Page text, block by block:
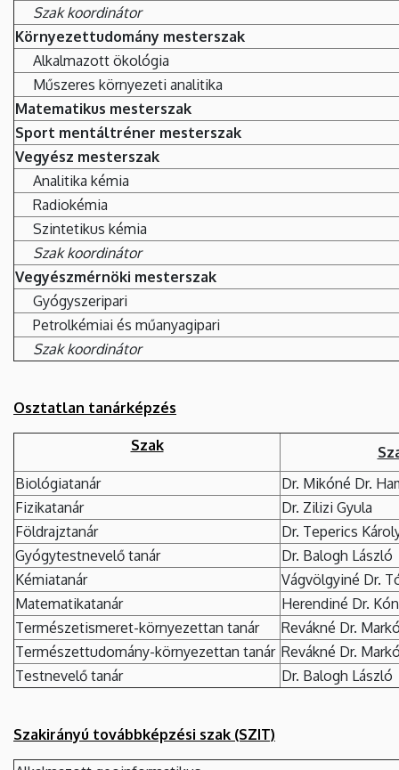
Szak koordinátor
Környezettudomány mesterszak
Alkalmazott ökológia
Műszeres környezeti analitika
Matematikus mesterszak
Sport mentáltréner mesterszak
Vegyész mesterszak
Analitika kémia
Radiokémia
Szintetikus kémia
Szak koordinátor
Vegyészmérnöki mesterszak
Gyógyszeripari
Petrolkémiai és műanyagipari
Szak koordinátor
Osztatlan tanárképzés
Szak
Biológiatanár
Dr. Mikóné Dr.
Fizikatanár
Dr. Zilizi Gyula
Földrajztanár
Dr. Teperics
Gyógytestnevelő tanár
Dr. Balogh László
Kémiatanár
Vágvölgyiné Dr.
Matematikatanár
Herendiné Dr.
Természetismeret-környezettan tanár
Revákné Dr.
Természettudomány-környezettan tanár Revákné Dr.
Testnevelő tanár
Dr. Balogh László
Szakirányú továbbképzési szak (SZIT)